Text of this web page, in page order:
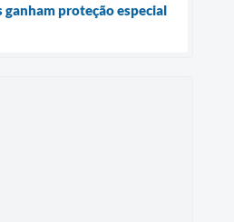
proteção especial